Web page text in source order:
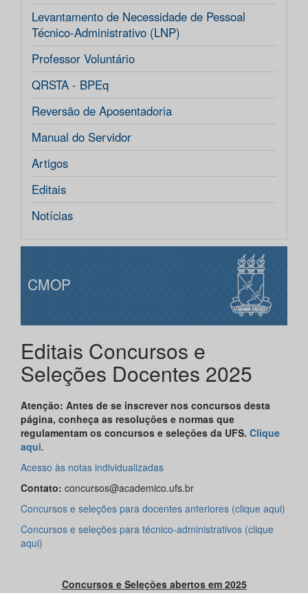
Levantamento de Necessidade de Pessoal
Técnico-Administrativo (LNP)
Professor Voluntário
QRSTA - BPEq
Reversão de Aposentadoria
Manual do Servidor
Artigos
Editais
Notícias
CMOP
Editais Concursos e
Seleções Docentes 2025
Atenção: Antes de se inscrever nos concursos desta
página, conheça as resoluções e normas que
regulamentam os concursos e seleções da UFS. Clique
aqui.
Acesso às notas individualizadas
Contato: concursos@academico.ufs.br
Concursos e seleções para docentes anteriores (clique aqui)
Concursos e seleções para técnico-administrativos (clique
aqui)
Concursos e Seleções abertos em 2025